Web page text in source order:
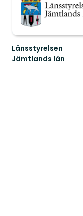
Länsstyrelsen
Jämtlands län